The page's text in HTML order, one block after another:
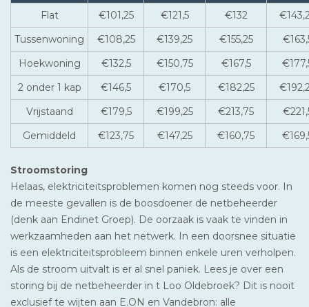
Flat
€101,25 €121,5 €132
Tussenwoning
€108,25 €139,25 €155,25
Hoekwoning
€132,5 €150,75 €167,5
2 onder 1 kap
€146,5 €170,5 €182,25
Vrijstaand
€179,5 €199,25 €213,75
Gemiddeld
€123,75 €147,25 €160,75
Stroomstoring
Helaas, elektriciteitsproblemen komen nog steeds voor. In
de meeste gevallen is de boosdoener de netbeheerder
(denk aan Endinet Groep). De oorzaak is vaak te vinden in
werkzaamheden aan het netwerk. In een doorsnee situatie
is een elektriciteitsprobleem binnen enkele uren verholpen.
Als de stroom uitvalt is er al snel paniek. Lees je over een
storing bij de netbeheerder in t Loo Oldebroek? Dit is nooit
exclusief te wijten aan E.ON en Vandebron: alle